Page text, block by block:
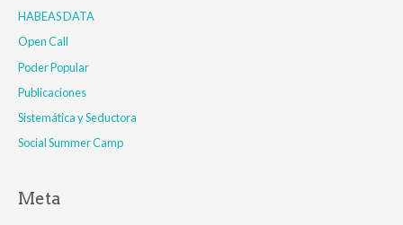
HABEAS DATA
Open Call
Poder Popular
Publicaciones
Sistemática y Seductora
Social Summer Camp
Meta